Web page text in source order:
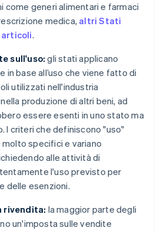
come generi alimentari e farmaci
medica, altri Stati
.
sull'uso: gli stati applicano
in base all’uso che viene fatto di
utilizzati nell'industria
produzione di altri beni, ad
essere esenti in uno stato ma
I criteri che definiscono "uso"
specifici e variano
alle attività di
l'uso previsto per
delle esenzioni.
rivendita: la maggior parte degli
un'imposta sulle vendite